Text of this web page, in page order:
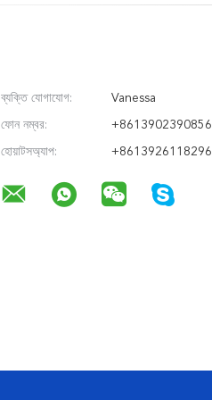
ব্যক্তি যোগাযোগ: Vanessa
ফোন নম্বর: +8613902390856
হোয়াটসঅ্যাপ: +8613926118296